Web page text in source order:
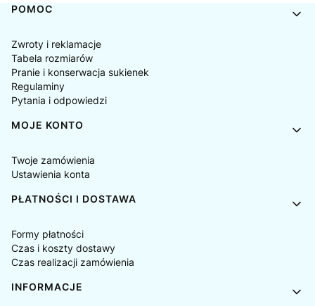
Linki w stopce
POMOC
Zwroty i reklamacje
Tabela rozmiarów
Pranie i konserwacja sukienek
Regulaminy
Pytania i odpowiedzi
MOJE KONTO
Twoje zamówienia
Ustawienia konta
PŁATNOŚCI I DOSTAWA
Formy płatności
Czas i koszty dostawy
Czas realizacji zamówienia
INFORMACJE